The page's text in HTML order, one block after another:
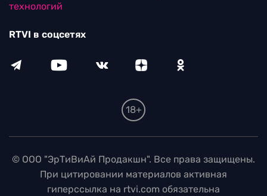
технологий
RTVI в соцсетях
18+
© ООО "ЭрТиВиАй Продакшн". Все права защищены.
При цитировании материалов активная
гиперссылка на rtvi.com обязательна